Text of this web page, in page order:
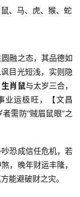
、马、虎、猴、蛇
融之态，其品德如
目光短浅，实则隐
生肖鼠与太岁三合，
业运极旺，【文昌
需防“贼眉鼠眼”之
恐成信任危机，若
，晚年财运丰隆，
能避破财之灾。